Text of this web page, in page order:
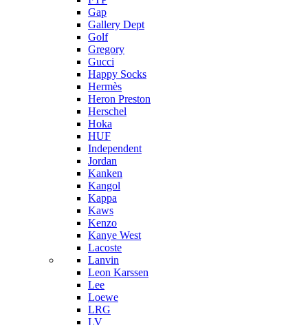
Gap
Gallery Dept
Golf
Gregory
Gucci
Happy Socks
Hermès
Heron Preston
Hersсhel
Hoka
HUF
Independent
Jordan
Kanken
Kangol
Kappa
Kaws
Kenzo
Kanye West
Lacoste
Lanvin
Leon Karssen
Lee
Loewe
LRG
LV